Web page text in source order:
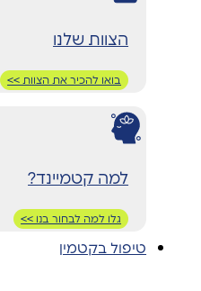
הצוות שלנו
בואו להכיר את הצוות >>
למה קטמיינד?
גלו למה לבחור בנו >>
טיפול בקטמין